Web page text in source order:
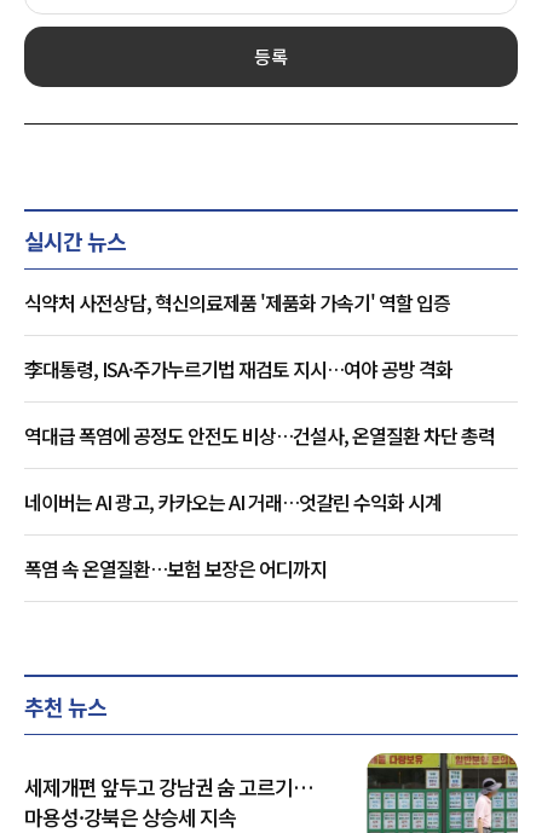
등록
실시간 뉴스
식약처 사전상담, 혁신의료제품 '제품화 가속기' 역할 입증
李대통령, ISA·주가누르기법 재검토 지시…여야 공방 격화
역대급 폭염에 공정도 안전도 비상…건설사, 온열질환 차단 총력
네이버는 AI 광고, 카카오는 AI 거래…엇갈린 수익화 시계
폭염 속 온열질환…보험 보장은 어디까지
추천 뉴스
세제개편 앞두고 강남권 숨 고르기…
마용성·강북은 상승세 지속